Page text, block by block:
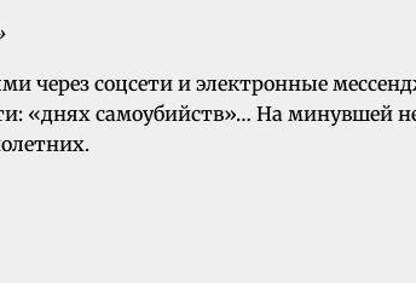
через соцсети и электронные
«днях самоубийств»… На минувшей